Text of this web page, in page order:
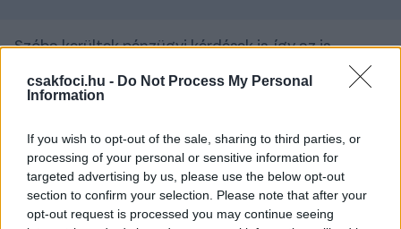
csakfoci.hu - Do Not Process My Personal
Information
If you wish to opt-out of the sale, sharing to third parties, or
processing of your personal or sensitive information for
targeted advertising by us, please use the below opt-out
section to confirm your selection. Please note that after your
opt-out request is processed you may continue seeing
Szóba kerültek pénzügyi kérdések is, így az is,
tulajdonrészét, de erről a korábbi megállapodás
Az viszont kiderült, hogy az eddigi
költségvetésnél jóval nagyobb összegből
gazdálkodhat majd a csapat, és hogy
folyamatosan tárgyalnak különböző szponzorok